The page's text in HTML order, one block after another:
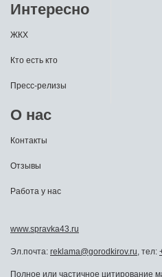
Интересно
ЖКХ
Кто есть кто
Пресс-релизы
О нас
Контакты
Отзывы
Работа у нас
www.spravka43.ru
Эл.почта: reklama@gorodkirov.ru, тел:
Полное или частичное цитирование